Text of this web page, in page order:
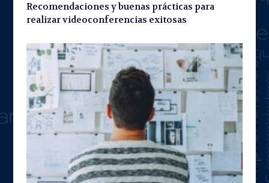
Recomendaciones y buenas prácticas para
realizar videoconferencias exitosas